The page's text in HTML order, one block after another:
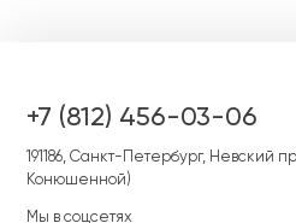
+7 (812) 456-03-06
191186, Cанкт-Петербург, Невский
Конюшенной)
Мы в соцсетях